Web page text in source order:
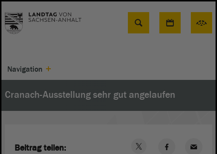
Suche
Navigation
Cranach-Ausstellung sehr gut angelaufen
Beitrag teilen: